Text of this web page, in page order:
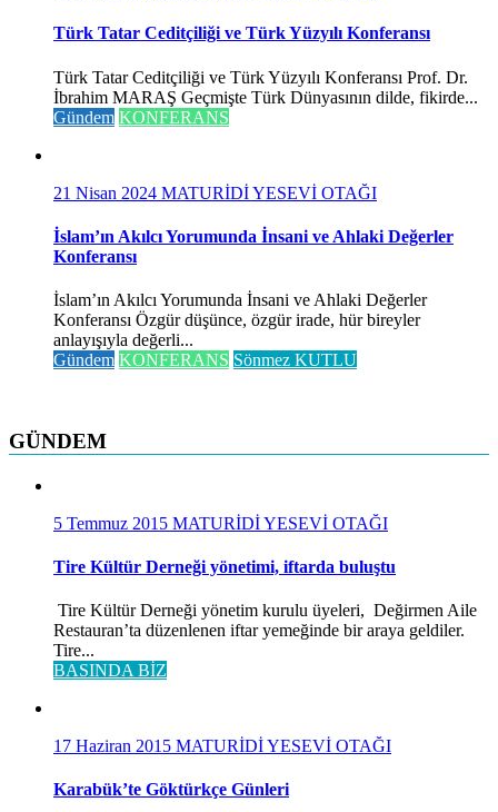
Türk Tatar Ceditçiliği ve Türk Yüzyılı Konferansı
Türk Tatar Ceditçiliği ve Türk Yüzyılı Konferansı Prof. Dr.
İbrahim MARAŞ Geçmişte Türk Dünyasının dilde, fikirde...
Gündem KONFERANS
21 Nisan 2024 MATURİDİ YESEVİ OTAĞI
İslam’ın Akılcı Yorumunda İnsani ve Ahlaki Değerler
Konferansı
İslam’ın Akılcı Yorumunda İnsani ve Ahlaki Değerler
Konferansı Özgür düşünce, özgür irade, hür bireyler
anlayışıyla değerli...
Gündem KONFERANS Sönmez KUTLU
GÜNDEM
5 Temmuz 2015 MATURİDİ YESEVİ OTAĞI
Tire Kültür Derneği yönetimi, iftarda buluştu
Tire Kültür Derneği yönetim kurulu üyeleri, Değirmen Aile
Restauran’ta düzenlenen iftar yemeğinde bir araya geldiler.
Tire...
BASINDA BİZ
17 Haziran 2015 MATURİDİ YESEVİ OTAĞI
Karabük’te Göktürkçe Günleri